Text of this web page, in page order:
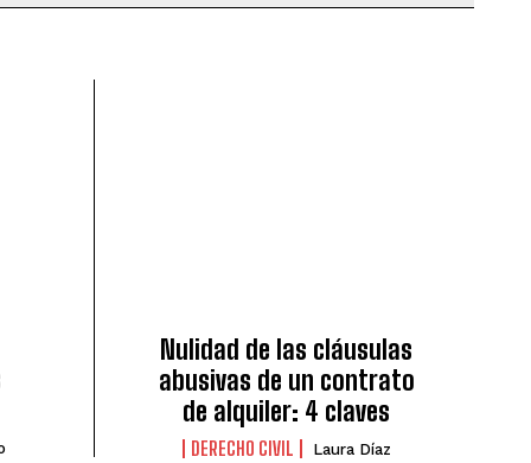
Nulidad de las cláusulas
abusivas de un contrato
de alquiler: 4 claves
DERECHO CIVIL Laura Díaz